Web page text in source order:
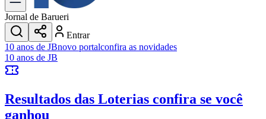
Dia a Dia & Lazer
Transportes
Gastronomia
Cinema & Shows
JogosNovo
Anuncie no Portal
Cadastrar Empresa
Jornal de Barueri
Entrar
10 anos de JBnovo portalconfira as novidades
10 anos de JB
Resultados das Loterias confira se você
ganhou